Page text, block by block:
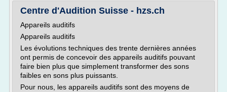
Centre d'Audition Suisse - hzs.ch
Appareils auditifs
Appareils auditifs
Les évolutions techniques des trente dernières années
ont permis de concevoir des appareils auditifs pouvant
faire bien plus que simplement transformer des sons
faibles en sons plus puissants.
Pour nous, les appareils auditifs sont des moyens de